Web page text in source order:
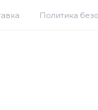
Политика